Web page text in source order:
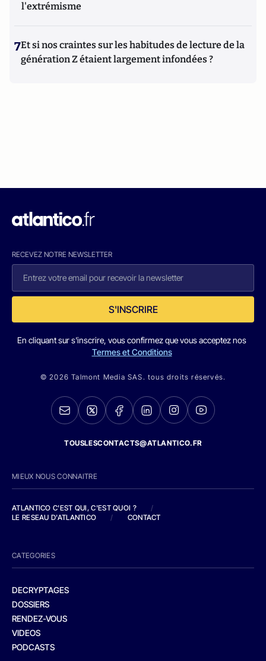
l'extrémisme
7Et si nos craintes sur les habitudes de lecture de la
génération Z étaient largement infondées ?
RECEVEZ NOTRE NEWSLETTER
S'INSCRIRE
En cliquant sur s'inscrire, vous confirmez que vous acceptez nos
Termes et Conditions
© 2026 Talmont Media SAS. tous droits réservés.
TOUSLESCONTACTS@ATLANTICO.FR
MIEUX NOUS CONNAITRE
ATLANTICO C'EST QUI, C'EST QUOI ?
/
LE RESEAU D'ATLANTICO
/ CONTACT
CATEGORIES
DECRYPTAGES
DOSSIERS
RENDEZ-VOUS
VIDEOS
PODCASTS